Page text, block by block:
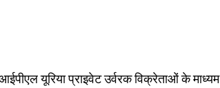
यूरिया प्राइवेट उर्वरक विक्रेताओं के